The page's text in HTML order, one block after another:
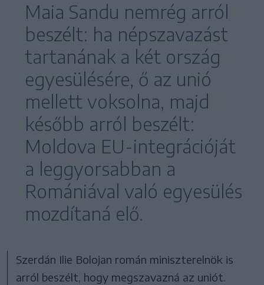
Maia Sandu nemrég arról
beszélt: ha népszavazást
tartanának a két ország
egyesülésére, ő az unió
mellett voksolna, majd
később arról beszélt:
Moldova EU-integrációját
a leggyorsabban a
Romániával való egyesülés
mozdítaná elő.
Szerdán Ilie Bolojan román miniszterelnök is
arról beszélt, hogy megszavazná az uniót.